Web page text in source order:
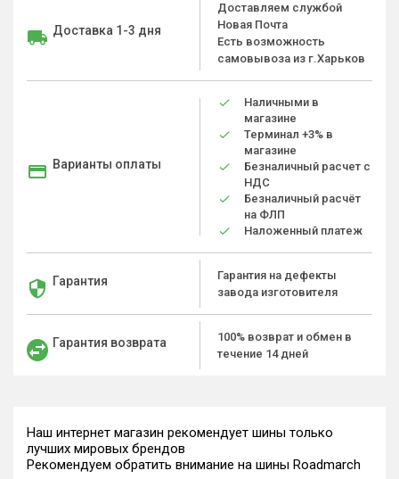
Доставка 1-3 дня
Доставляем службой
Новая Почта
Есть возможность
самовывоза из г.Харьков
Варианты оплаты
Наличными в
магазине
Терминал +3% в
магазине
Безналичный расчет с
НДС
Безналичный расчёт
на ФЛП
Наложенный платеж
Гарантия
Гарантия на дефекты
завода изготовителя
Гарантия возврата
100% возврат и обмен в
течение 14 дней
Наш интернет магазин рекомендует шины только
лучших мировых брендов
Рекомендуем обратить внимание на шины Roadmarch